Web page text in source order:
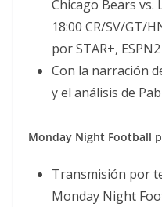
Chicago Bears vs.
18:00 CR/SV/GT/
por STAR+,
Con la narración
y el análisis de
Monday Night Football
Transmisión por
Monday Night